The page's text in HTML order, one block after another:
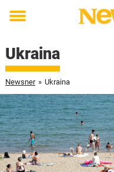
Toggle
Ukraina
Newsner » Ukraina